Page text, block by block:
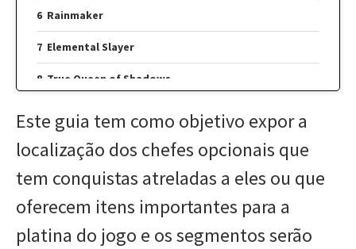
Rainmaker
Elemental Slayer
True Queen of Shadows
Este guia tem como objetivo expor a
localização dos chefes opcionais que
tem conquistas atreladas a eles ou que
oferecem itens importantes para a
platina do jogo e os segmentos serão